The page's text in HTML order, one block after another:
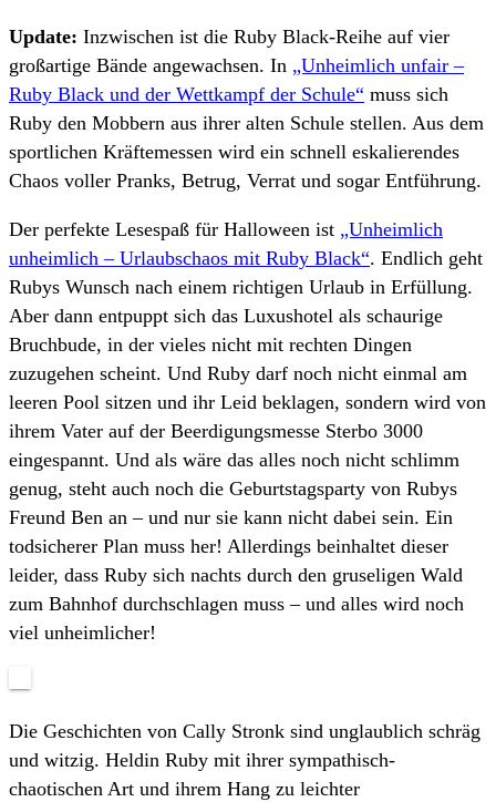
Update: Inzwischen ist die Ruby Black-Reihe auf vier
großartige Bände angewachsen. In „Unheimlich unfair –
Ruby Black und der Wettkampf der Schule“ muss sich
Ruby den Mobbern aus ihrer alten Schule stellen. Aus dem
sportlichen Kräftemessen wird ein schnell eskalierendes
Chaos voller Pranks, Betrug, Verrat und sogar Entführung.
Der perfekte Lesespaß für Halloween ist „Unheimlich
unheimlich – Urlaubschaos mit Ruby Black“. Endlich geht
Rubys Wunsch nach einem richtigen Urlaub in Erfüllung.
Aber dann entpuppt sich das Luxushotel als schaurige
Bruchbude, in der vieles nicht mit rechten Dingen
zuzugehen scheint. Und Ruby darf noch nicht einmal am
leeren Pool sitzen und ihr Leid beklagen, sondern wird von
ihrem Vater auf der Beerdigungsmesse Sterbo 3000
eingespannt. Und als wäre das alles noch nicht schlimm
genug, steht auch noch die Geburtstagsparty von Rubys
Freund Ben an – und nur sie kann nicht dabei sein. Ein
todsicherer Plan muss her! Allerdings beinhaltet dieser
leider, dass Ruby sich nachts durch den gruseligen Wald
zum Bahnhof durchschlagen muss – und alles wird noch
viel unheimlicher!
Die Geschichten von Cally Stronk sind unglaublich schräg
und witzig. Heldin Ruby mit ihrer sympathisch-
chaotischen Art und ihrem Hang zu leichter